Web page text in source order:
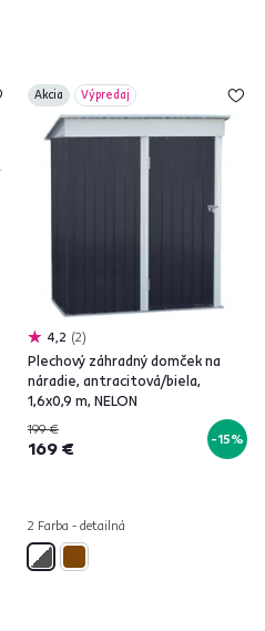
Akcia Výpredaj
4,2 2
Plechový záhradný domček na
náradie, antracitová/biela,
1,6x0,9 m, NELON
199 €
169 € -15%
2 Farba - detailná